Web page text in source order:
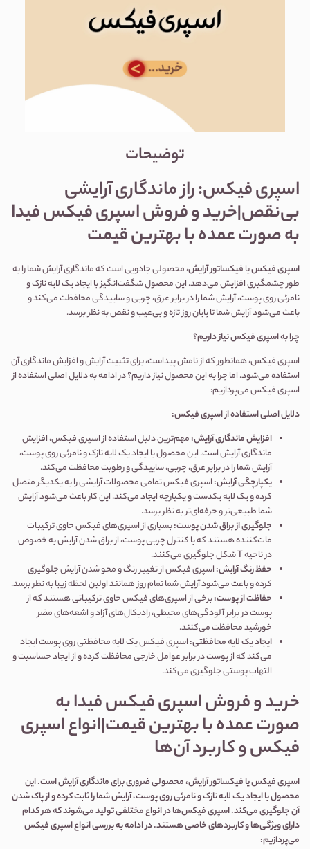
توضیحات
اسپری فیکس: راز ماندگاری آرایشی
بی‌نقص|خرید و فروش اسپری فیکس فیدا
به صورت عمده با بهترین قیمت
اسپری فیکسیافیکساتور آرایش، محصولی جادویی است که ماندگاری آرایش شما را به
طور چشمگیری افزایش می‌دهد. این محصول شگفت‌انگیز با ایجاد یک لایه نازک و
نامرئی روی پوست، آرایش شما را در برابر عرق، چربی و ساییدگی محافظت می‌کند و
باعث می‌شود آرایش شما تا پایان روز تازه و بی‌عیب و نقص به نظر برسد.
چرا به اسپری فیکس نیاز داریم؟
اسپری فیکس، همانطور که از نامش پیداست، برای تثبیت آرایش و افزایش ماندگاری آن
استفاده می‌شود. اما چرا به این محصول نیاز داریم؟ در ادامه به دلایل اصلی استفاده از
اسپری فیکس می‌پردازیم:
دلایل اصلی استفاده از اسپری فیکس:
افزایش ماندگاری آرایش:مهم‌ترین دلیل استفاده از اسپری فیکس، افزایش
ماندگاری آرایش است. این محصول با ایجاد یک لایه نازک و نامرئی روی پوست،
آرایش شما را در برابر عرق، چربی، ساییدگی و رطوبت محافظت می‌کند.
یکپارچگی آرایش:اسپری فیکس تمامی محصولات آرایشی را به یکدیگر متصل
کرده و یک لایه یکدست و یکپارچه ایجاد می‌کند. این کار باعث می‌شود آرایش
شما طبیعی‌تر و حرفه‌ای‌تر به نظر برسد.
جلوگیری از براق شدن پوست:بسیاری از اسپری‌های فیکس حاوی ترکیبات
مات‌کننده هستند که با کنترل چربی پوست، از براق شدن آرایش به خصوص
در ناحیه T شکل جلوگیری می‌کنند.
حفظ رنگ آرایش:اسپری فیکس از تغییر رنگ و محو شدن آرایش جلوگیری
کرده و باعث می‌شود آرایش شما تمام روز همانند اولین لحظه زیبا به نظر برسد.
حفاظت از پوست:برخی از اسپری‌های فیکس حاوی ترکیباتی هستند که از
پوست در برابر آلودگی‌های محیطی، رادیکال‌های آزاد و اشعه‌های مضر
خورشید محافظت می‌کنند.
ایجاد یک لایه محافظتی:اسپری فیکس یک لایه محافظتی روی پوست ایجاد
می‌کند که از پوست در برابر عوامل خارجی محافظت کرده و از ایجاد حساسیت و
التهاب پوستی جلوگیری می‌کند.
خرید و فروشاسپری فیکسفیدا به
صورت عمده با بهترین قیمت|انواع اسپری
فیکس و کاربرد آن‌ها
اسپری فیکس یا فیکساتور آرایش، محصولی ضروری برای ماندگاری آرایش است.این
محصول با ایجاد یک لایه نازک و نامرئی روی پوست، آرایش شما را ثابت کرده و از پاک شدن
آن جلوگیری می‌کند.اسپری فیکس‌ها در انواع مختلفی تولید می‌شوند که هر کدام
دارای ویژگی‌ها و کاربردهای خاصی هستند.در ادامه به بررسی انواع اسپری فیکس
می‌پردازیم: